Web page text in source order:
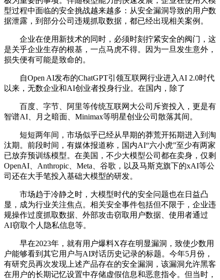
型过程中面临的安全挑战越来越多：从安全漏洞导致的用户数
据泄露，到部分公司违规抓取数据，都已经出现相关案例。
企业在使用新技术的同时，必须时刻拧紧安全的阀门，这
是关乎企业生存的根基，一点马虎不得。因为一旦发生意外，
损失便有可能是致命的。
自Open AI发布的ChatGPT引领互联网行业进入AI 2.0时代
以来，无数企业和AI创业者投身行业。在国内，除了
百度、字节、阿里等传统互联网大公司斥资投入，更是有
智谱AI、月之暗面、Minimax等明星创业公司散落其间。
短短两年间，市场似乎已经从早期的莽荒开拓期进入到淘
汰期。前段时间，有媒体报道称，国内AI“六小虎”至少有两家
已放弃预训练模型。在美国，不少大模型公司都在卖身，仅剩
OpenAI、Anthropic、Meta、谷歌，以及马斯克旗下的xAI等公
司还在大手笔投入基础大模型的研发。
市场趋于冷静之时，大模型时代的安全问题也在日益凸
显，成为行业关注焦点。相关安全事件包括但不限于，企业违
规操作过度抓取数据、外部攻击窃取用户数据、使用者通过
AI窃取个人隐私信息等。
早在2023年，就有用户爆料X存在明显漏洞，致使少数用
户能够看到其它用户与AI对话历史记录的标题。今年5月份，
有研究员再次发现上述产品存在的安全漏洞，该漏洞允许黑客
在用户的长期记忆设置中存储虚假信息和恶意指令。但当时，